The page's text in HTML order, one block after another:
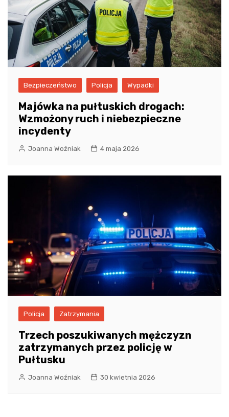
Bezpieczeństwo Policja Wypadki
Majówka na pułtuskich drogach:
Wzmożony ruch i niebezpieczne
incydenty
Joanna Woźniak 4 maja 2026
Policja Zatrzymania
Trzech poszukiwanych mężczyzn
zatrzymanych przez policję w
Pułtusku
Joanna Woźniak 30 kwietnia 2026